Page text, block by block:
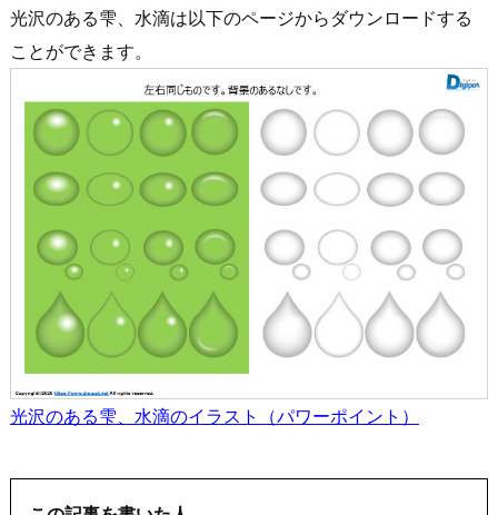
光沢のある雫、水滴は以下のページからダウンロードする
ことができます。
光沢のある雫、水滴のイラスト（パワーポイント）